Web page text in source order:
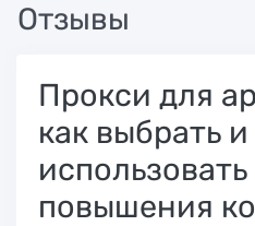
Отзывы
Прокси для
как выбрать и
использовать
повышения